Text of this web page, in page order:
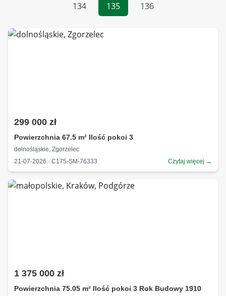
134
135 136
299 000 zł
Powierzchnia 67.5 m² Ilość pokoi 3
dolnośląskie, Zgorzelec
21-07-2026 · C175-SM-76333
Czytaj więcej →
1 375 000 zł
Powierzchnia 75.05 m² Ilość pokoi 3 Rok Budowy 1910